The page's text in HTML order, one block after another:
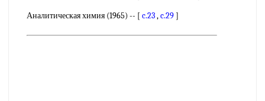
Аналитическая химия (1965) -- [ c.23,c.29]